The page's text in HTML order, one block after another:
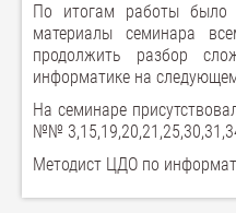
По итогам работы было
материалы семинара
продолжить разбор
информатике на
На семинаре
№№
Методист ЦДО по